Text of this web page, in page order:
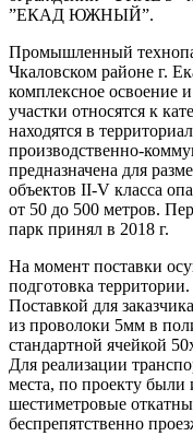
”ЕКАД ЮЖНЫЙ”.
Промышленный
Чкаловском районе г.
комплексное освоение
участки относятся к
находятся в
производственно-
предназначена для
объектов II-V класса
от 50 до 500 метров.
парк принял в 2018 г.
На момент поставки
подготовка территории.
Поставкой для
из проволоки 5мм в
стандартной ячейкой
Для реализации
места, по проекту были
шестиметровые
беспрепятственно